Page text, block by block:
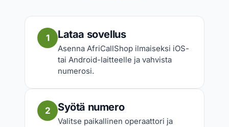
1 Lataa sovellus
Asenna AfriCallShop ilmaiseksi iOS-
tai Android-laitteelle ja vahvista
numerosi.
2 Syötä numero
Valitse paikallinen operaattori ja